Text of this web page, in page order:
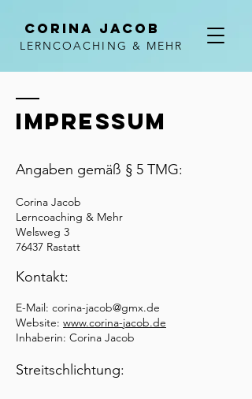
Corina Jacob
LERNCOACHING & MEHR
Impressum
Angaben gemäß § 5 TMG:
Corina Jacob
Lerncoaching & Mehr
Welsweg 3
76437 Rastatt
Kontakt:
E-Mail: corina-jacob@gmx.de
Website: www.corina-jacob.de
Inhaberin: Corina Jacob
Streitschlichtung: